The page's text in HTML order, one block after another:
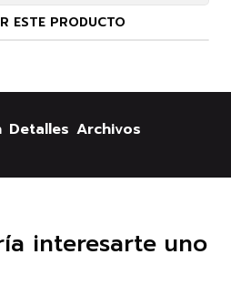
ESTE PRODUCTO
Detalles Archivos
interesarte uno